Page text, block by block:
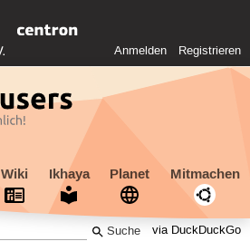
Anmelden Registrieren
Wiki Ikhaya Planet Mitmachen
via DuckDuckGo